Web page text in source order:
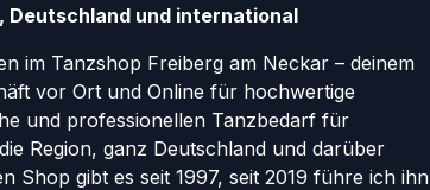
und international
im Tanzshop Freiberg am Neckar – deinem
vor Ort und Online für hochwertige
und professionellen Tanzbedarf für
Region, ganz Deutschland und darüber
Shop gibt es seit 1997, seit 2019 führe ich ihn